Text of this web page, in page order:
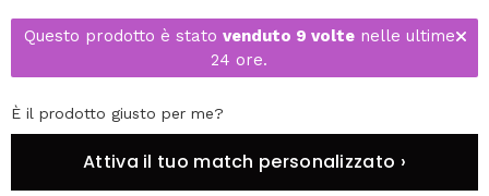
Questo prodotto è stato venduto 9 voltenelle ultime
24 ore.
È il prodotto giusto per me?
Attiva il tuo match personalizzato ›